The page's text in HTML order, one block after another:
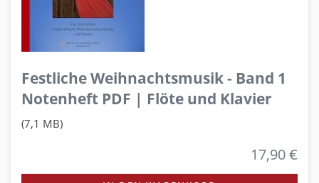
Festliche Weihnachtsmusik - Band 1
Notenheft PDF | Flöte und Klavier
(7,1 MB)
17,90 €